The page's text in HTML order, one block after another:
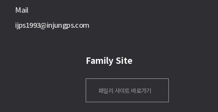
Mail
ijps1993@injungps.com
Family Site
패밀리 사이트 바로가기